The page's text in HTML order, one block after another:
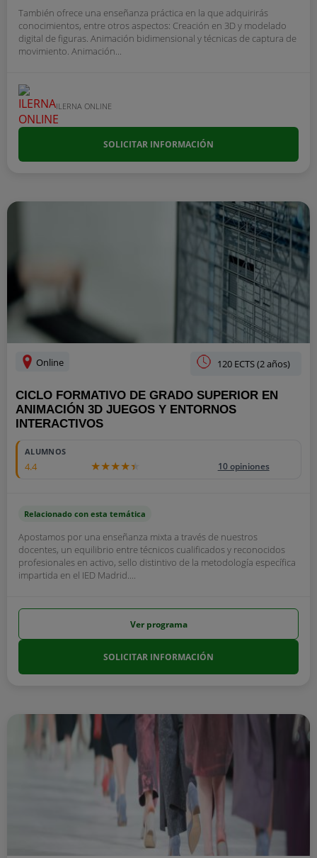
También ofrece una enseñanza práctica en la que adquirirás
conocimientos, entre otros aspectos: Creación en 3D y modelado
digital de figuras. Animación bidimensional y técnicas de captura de
movimiento. Animación...
ILERNA ONLINE
SOLICITAR INFORMACIÓN
Online 120 ECTS (2 años)
CICLO FORMATIVO DE GRADO SUPERIOR EN
ANIMACIÓN 3D JUEGOS Y ENTORNOS
INTERACTIVOS
ALUMNOS
4.4 10 opiniones
Relacionado con esta temática
Apostamos por una enseñanza mixta a través de nuestros
docentes, un equilibrio entre técnicos cualificados y reconocidos
profesionales en activo, sello distintivo de la metodología específica
impartida en el IED Madrid....
Ver programa
SOLICITAR INFORMACIÓN